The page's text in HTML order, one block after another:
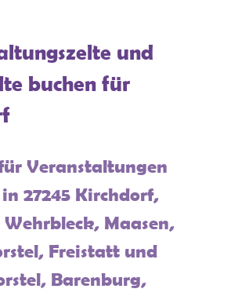
und
buchen für
Veranstaltungen
27245 Kirchdorf,
Maasen,
Freistatt und
Barenburg,